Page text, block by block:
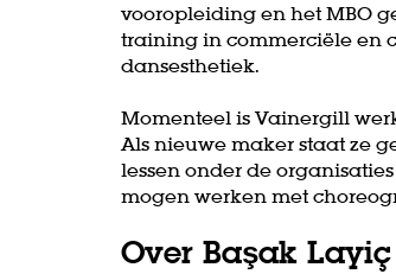
vooropleiding en het MBO
training in commerciële en
dansesthetiek.
Momenteel is Vainergill
Als nieuwe maker staat ze
lessen onder de
mogen werken met
Over Başak Layiç